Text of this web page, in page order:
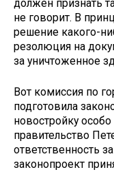
должен признать
не говорит. В
решение какого-
резолюция на
за уничтоженное
Вот комиссия по
подготовила
новостройку
правительство
ответственность
законопроект